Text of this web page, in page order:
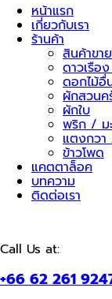
หน้าแรก
เกี่ยวกับเรา
ร้านค้า
สินค้าขา
ดาวเรื
ดอกไม้อื่
ผักสวนค
ผักใบ
พริก / ม
แตงกวา
ข้าวโพด
แคตตาล็อค
บทความ
ติดต่อเรา
Call Us at:
+66 62 261